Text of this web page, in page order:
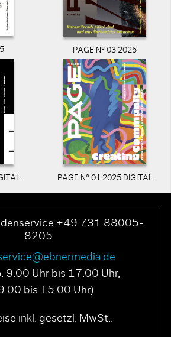
PAGE N° 03 2025
PAGE N° 01 2025 DIGITAL
+49 731 88005-
8205
9.00 Uhr bis 17.00 Uhr,
bis 15.00 Uhr)
inkl. gesetzl. MwSt..